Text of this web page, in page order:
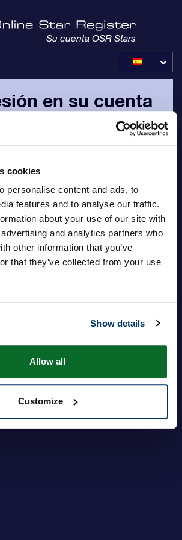
cookies
personalise content and ads, to
features and to analyse our traffic.
about your use of our site with
and analytics partners who
other information that you’ve
that they’ve collected from your use
Show details
Allow all
Customize
Su cuenta OSR Stars
en su cuenta
¿Olvidó su contraseña?